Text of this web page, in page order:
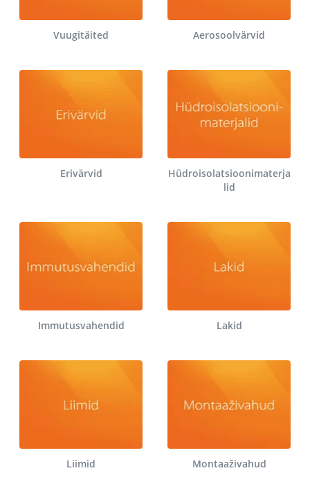
Vuugitäited Aerosoolvärvid
Erivärvid
Hüdroisolatsioonimaterja
lid
Immutusvahendid Lakid
Liimid Montaaživahud